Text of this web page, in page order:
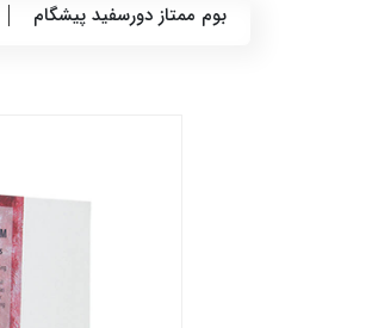
بوم ممتاز دورسفید پیشگام